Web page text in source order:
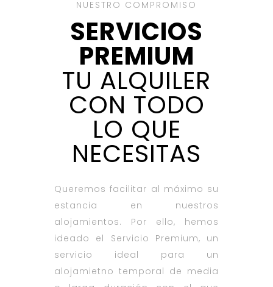
NUESTRO COMPROMISO
SERVICIOS
PREMIUM
TU ALQUILER
CON TODO
LO QUE
NECESITAS
Queremos facilitar al máximo su
estancia en nuestros
alojamientos. Por ello, hemos
ideado el Servicio Premium, un
servicio ideal para un
alojamietno temporal de media